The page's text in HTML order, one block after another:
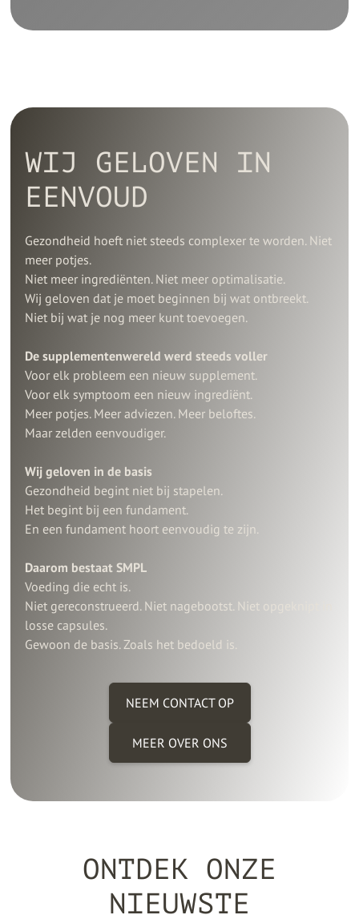
WIJ GELOVEN IN
EENVOUD
Gezondheid hoeft niet steeds complexer te worden. Niet
meer potjes.
Niet meer ingrediënten. Niet meer optimalisatie.
Wij geloven dat je moet beginnen bij wat ontbreekt.
Niet bij wat je nog meer kunt toevoegen.
De supplementenwereld werd steeds voller
Voor elk probleem een nieuw supplement.
Voor elk symptoom een nieuw ingrediënt.
Meer potjes. Meer adviezen. Meer beloftes.
Maar zelden eenvoudiger.
Wij geloven in de basis
Gezondheid begint niet bij stapelen.
Het begint bij een fundament.
En een fundament hoort eenvoudig te zijn.
Daarom bestaat SMPL
Voeding die echt is.
Niet gereconstrueerd. Niet nagebootst. Niet opgeknipt in
losse capsules.
Gewoon de basis. Zoals het bedoeld is.
NEEM CONTACT OP
MEER OVER ONS
ONTDEK ONZE
NIEUWSTE